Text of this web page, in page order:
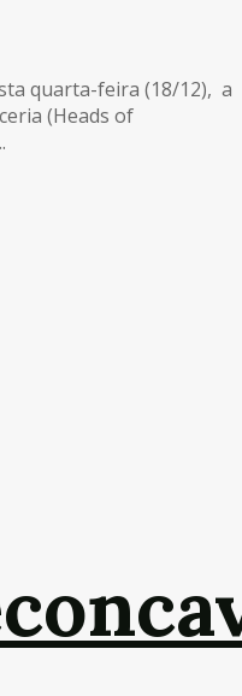
quarta-feira (18/12), a
(Heads of